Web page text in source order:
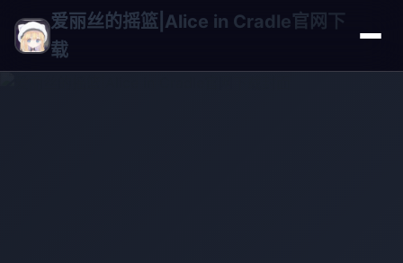
爱丽丝的摇篮|Alice in Cradle官网下
载